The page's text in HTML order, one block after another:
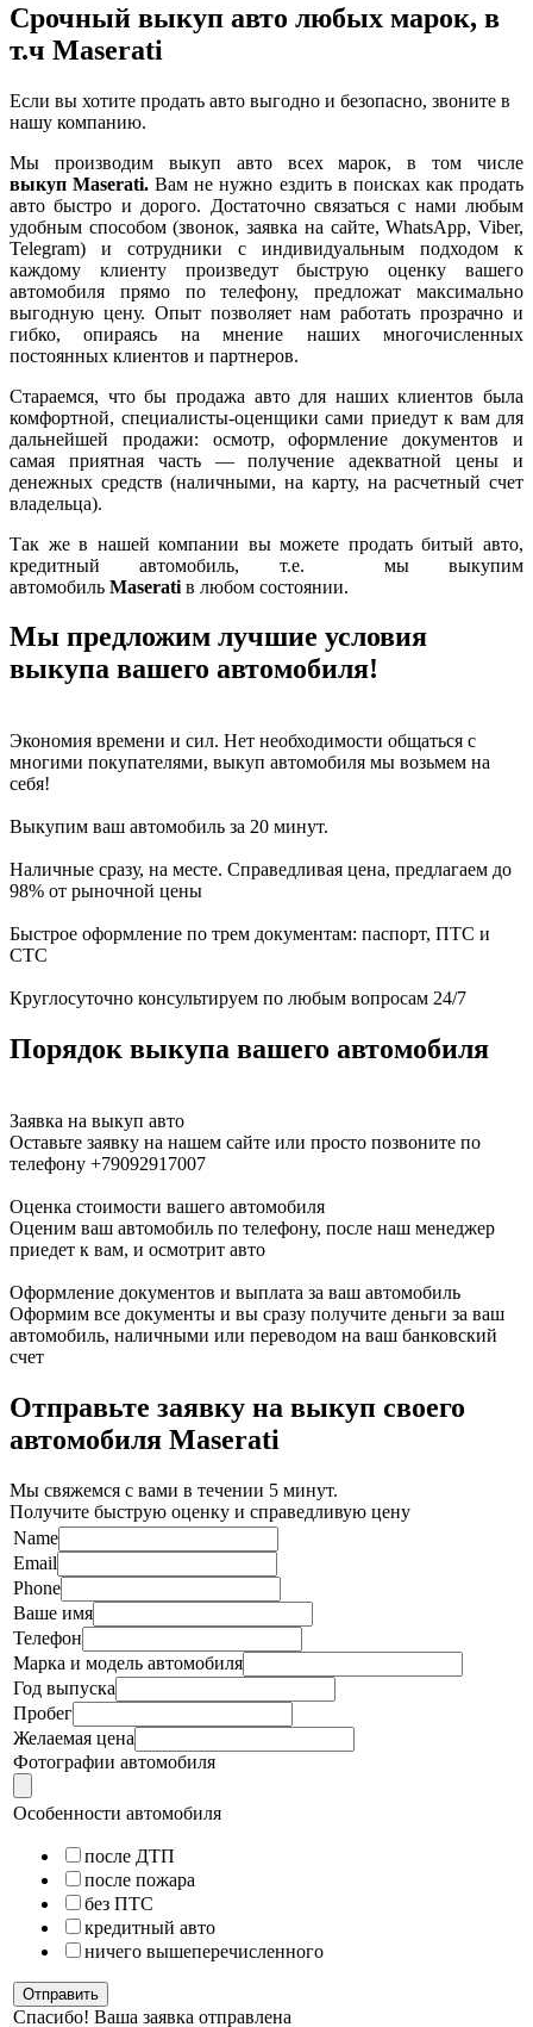
Срочный выкуп авто любых марок, в
т.ч Maserati
Если вы хотите продать авто выгодно и безопасно, звоните в
нашу компанию.
Мы производим выкуп авто всех марок, в том числе
выкуп Maserati. Вам не нужно ездить в поисках как продать
авто быстро и дорого. Достаточно связаться с нами любым
удобным способом (звонок, заявка на сайте, WhatsApp, Viber,
Telegram) и сотрудники с индивидуальным подходом к
каждому клиенту произведут быструю оценку вашего
автомобиля прямо по телефону, предложат максимально
выгодную цену. Опыт позволяет нам работать прозрачно и
гибко, опираясь на мнение наших многочисленных
постоянных клиентов и партнеров.
Стараемся, что бы продажа авто для наших клиентов была
комфортной, специалисты-оценщики сами приедут к вам для
дальнейшей продажи: осмотр, оформление документов и
самая приятная часть — получение адекватной цены и
денежных средств (наличными, на карту, на расчетный счет
владельца).
Так же в нашей компании вы можете продать битый авто,
кредитный автомобиль, т.е. мы выкупим
автомобиль Maserati в любом состоянии.
Мы предложим лучшие условия
выкупа вашего автомобиля!
Экономия времени и сил. Нет необходимости общаться с
многими покупателями, выкуп автомобиля мы возьмем на
себя!
Выкупим ваш автомобиль за 20 минут.
Наличные сразу, на месте. Справедливая цена, предлагаем до
98% от рыночной цены
Быстрое оформление по трем документам: паспорт, ПТС и
СТС
Круглосуточно консультируем по любым вопросам 24/7
Порядок выкупа вашего автомобиля
Заявка на выкуп авто
Оставьте заявку на нашем сайте или просто позвоните по
телефону +79092917007
Оценка стоимости вашего автомобиля
Оценим ваш автомобиль по телефону, после наш менеджер
приедет к вам, и осмотрит авто
Оформление документов и выплата за ваш автомобиль
Оформим все документы и вы сразу получите деньги за ваш
автомобиль, наличными или переводом на ваш банковский
счет
Отправьте заявку на выкуп своего
автомобиля Maserati
Мы свяжемся с вами в течении 5 минут.
Получите быструю оценку и справедливую цену
Name
Email
Phone
Ваше имя
Телефон
Марка и модель автомобиля
Год выпуска
Пробег
Желаемая цена
Фотографии автомобиля
Особенности автомобиля
после ДТП
после пожара
без ПТС
кредитный авто
ничего вышеперечисленного
Отправить
Спасибо! Ваша заявка отправлена